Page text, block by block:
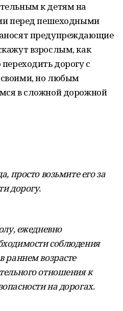
к детям на
перед пешеходными
предупреждающие
взрослым, как
дорогу с
но любым
в сложной дорожной
просто возьмите его за
дорогу.
ежедневно
соблюдения
возрасте
отношения к
на дорогах.